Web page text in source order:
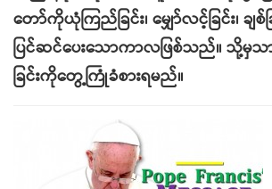
တော်ကိုယုံကြည်ခြင်း၊ မျှော်လင့်ခြင်း၊ ချစ်
ပြင်ဆင်ပေးသောကာလဖြစ်သည်။ သို့မှသ
ခြင်းကိုတွေ့ကြုံခံစားရမည်။